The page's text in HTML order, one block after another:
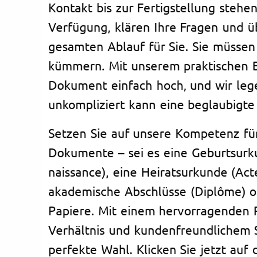
Kontakt bis zur Fertigstellung
Verfügung, klären Ihre Fragen und
gesamten Ablauf für Sie. Sie
kümmern. Mit unserem praktischen
Dokument einfach hoch, und wir
unkompliziert kann eine
Setzen Sie auf unsere Kompetenz
Dokumente – sei es eine
naissance), eine Heiratsurkunde
akademische Abschlüsse (Diplôme)
Papiere. Mit einem hervorragenden
Verhältnis und kundenfreundlichem
perfekte Wahl. Klicken Sie jetzt auf